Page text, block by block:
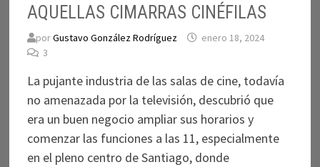
AQUELLAS CIMARRAS CINÉFILAS
porGustavo González Rodríguez
enero 18, 2024
3
La pujante industria de las salas de cine, todavía
no amenazada por la televisión, descubrió que
era un buen negocio ampliar sus horarios y
comenzar las funciones a las 11, especialmente
en el pleno centro de Santiago, donde